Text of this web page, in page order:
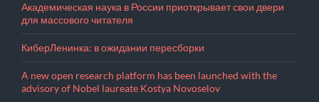
Академическая наука в России приоткрывает свои двери
для массового читателя
КиберЛенинка: в ожидании пересборки
A new open research platform has been launched with the
advisory of Nobel laureate Kostya Novoselov